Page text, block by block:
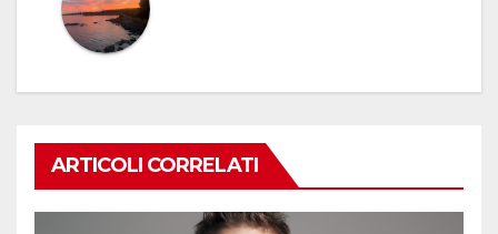
ARTICOLI CORRELATI